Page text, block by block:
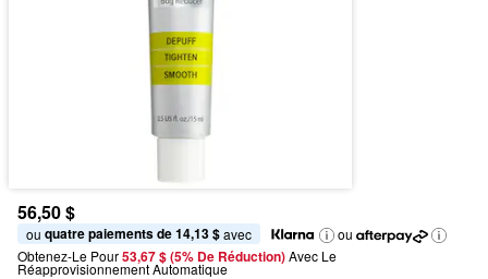
56,50 $
ou quatre paiements de 14,13 $ avec
ou
Obtenez-Le Pour53,67 $ (5% De Réduction) Avec Le
Réapprovisionnement Automatique